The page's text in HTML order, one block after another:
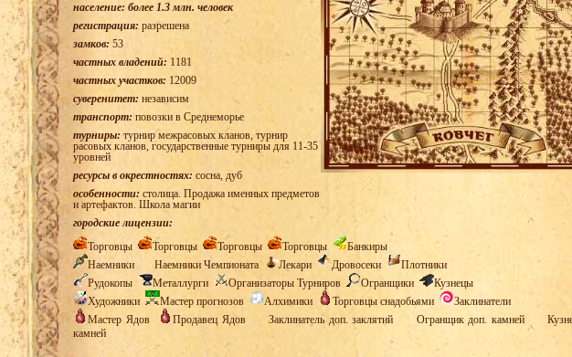
население: более 1.3 млн. человек
регистрация: разрешена
замков: 53
частных владений: 1181
частных участков: 12009
суверенитет: независим
транспорт: повозки в Среднеморье
турниры: турнир межрасовых кланов, турнир
расовых кланов, государственные турниры для 11-35
уровней
ресурсы в окрестностях: сосна, дуб
особенности: столица. Продажа именных предметов
и артефактов. Школа магии
городские лицензии:
Торговцы
Торговцы Торговцы Торговцы
Банкиры
Наемники
Наемники Чемпионата Лекари Дровосеки
Плотники
Рудокопы
Металлурги Организаторы Турниров Огранщики
Кузнецы
Художники
Мастер прогнозов Алхимики Торговцы снадобьями
Заклинатели
Мастер Ядов
Продавец Ядов Заклинатель доп. заклятий Огранщик доп. камней
камней